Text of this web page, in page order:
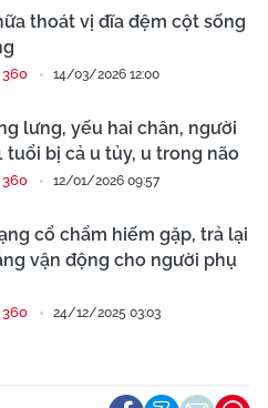
thoát vị đĩa đệm cột sống
14/03/2026 12:00
lưng, yếu hai chân, người
tuổi bị cả u tủy, u trong não
12/01/2026 09:57
cổ chẩm hiếm gặp, trả lại
vận động cho người phụ
24/12/2025 03:03